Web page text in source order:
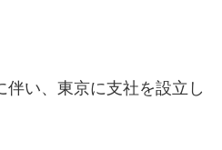
伴い、東京に支社を設立し